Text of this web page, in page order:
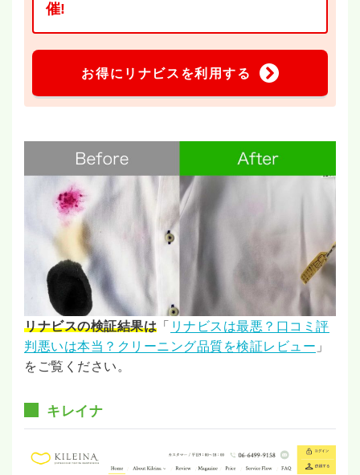
催!
お得にリナビスを利用する
リナビスの検証結果は 「
リナビスは最悪？口コミ評
判悪いは本当？クリーニング品質を検証レビュー 」
をご覧ください。
キレイナ